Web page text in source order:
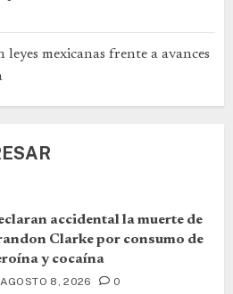
mexicanas frente a avances
accidental la muerte de
Clarke por consumo de
y cocaína
AGOSTO 8, 2026 0